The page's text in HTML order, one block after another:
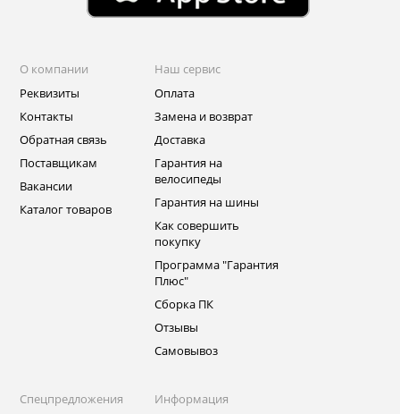
О компании
Реквизиты
Контакты
Обратная связь
Поставщикам
Вакансии
Каталог товаров
Наш сервис
Оплата
Замена и возврат
Доставка
Гарантия на
велосипеды
Гарантия на шины
Как совершить
покупку
Программа "Гарантия
Плюс"
Сборка ПК
Отзывы
Самовывоз
Спецпредложения
Информация